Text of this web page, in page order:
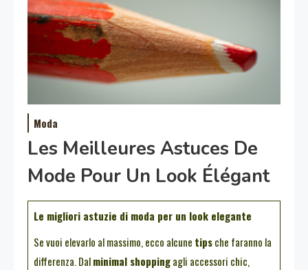
Moda
Les Meilleures Astuces De
Mode Pour Un Look Élégant
Le migliori astuzie di moda per un look elegante
Se vuoi elevarlo al massimo, ecco alcune tipsche faranno la
differenza. Dalminimal shoppingagli accessori chic,